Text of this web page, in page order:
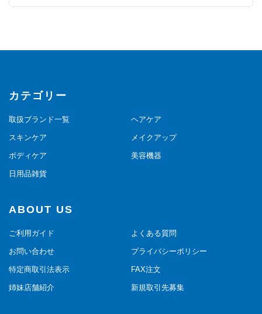
カテゴリー
取扱ブランド一覧 ヘアケア
スキンケア メイクアップ
ボディケア 美容機器
日用品雑貨
ABOUT US
ご利用ガイド よくある質問
お問い合わせ プライバシーポリシー
特定商取引法表示 FAX注文
姉妹店舗紹介 新規取引先募集